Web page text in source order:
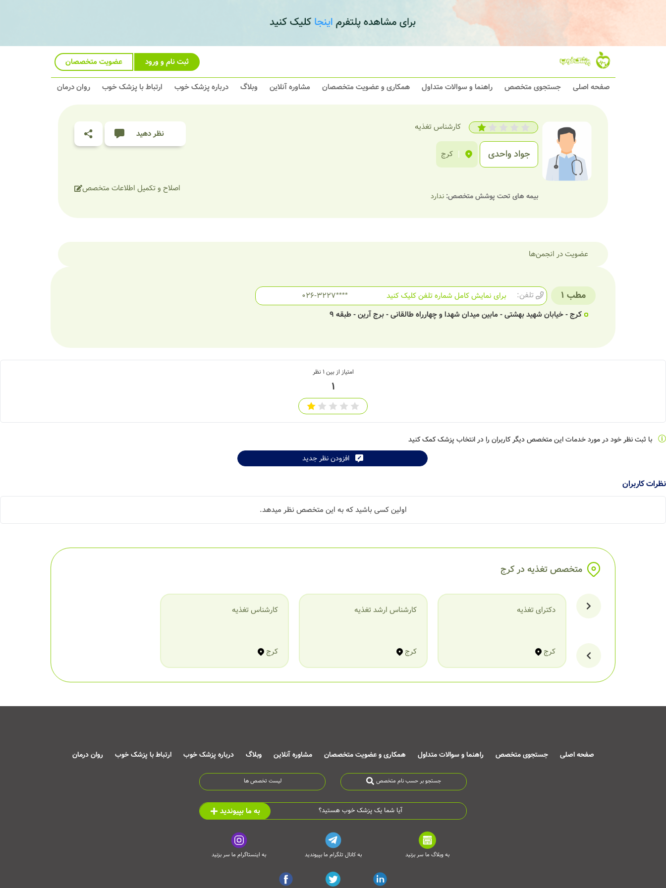
ثبت نام و ورود عضویت متخصصان
صفحه اصلی جستجوی متخصص راهنما و سوالات متداول همکاری و عضویت متخصصان مشاوره آنلاین وبلاگ درباره پزشک خوب ارتباط با پزشک خوب روان درمان
کارشناس تغذیه
جواد واحدی | کرج
بیمه های تحت پوشش متخصص:ندارد
نظر دهید
اصلاح و تکمیل اطلاعات متخصص
عضویت در انجمن‌ها
مطب 1 تلفن: 026-3227****
برای نمایش کامل شماره تلفن کلیک کنید
کرج - خیابان شهید بهشتی - مابین میدان شهدا و چهارراه طالقانی - برج آرین - طبقه 9
امتیاز از بین 1 نظر
1
با ثبت نظر خود در مورد خدمات این متخصص دیگر کاربران را در انتخاب پزشک کمک کنید
افزودن نظر جدید
نظرات کاربران
اولین کسی باشید که به این متخصص نظر میدهد.
متخصص تغذیه در کرج
دکترای تغذیه
کرج
کارشناس ارشد تغذیه
کرج
کارشناس تغذیه
کرج
صفحه اصلی جستجوی متخصص راهنما و سوالات متداول همکاری و عضویت متخصصان مشاوره آنلاین وبلاگ درباره پزشک خوب ارتباط با پزشک خوب روان درمان
جستجو بر حسب نام متخصص لیست تخصص ها
آیا شما یک پزشک خوب هستید؟ به ما بپیوندید
به وبلاگ ما سر بزنید به کانال تلگرام ما بپیوندید به اینستاگرام ما سر بزنید